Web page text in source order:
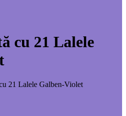
cu 21 Lalele
21 Lalele Galben-Violet